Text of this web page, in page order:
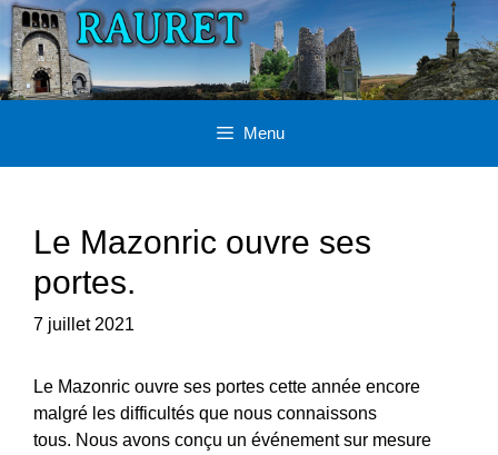
Aller
au
contenu
Menu
Le Mazonric ouvre ses
portes.
7 juillet 2021
Le Mazonric ouvre ses portes cette année encore
malgré les difficultés que nous connaissons
tous. Nous avons conçu un événement sur mesure